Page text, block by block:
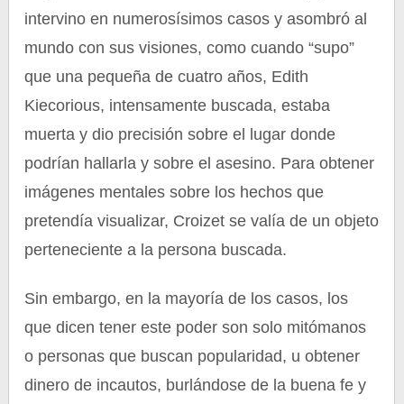
intervino en numerosísimos casos y asombró al
mundo con sus visiones, como cuando “supo”
que una pequeña de cuatro años, Edith
Kiecorious, intensamente buscada, estaba
muerta y dio precisión sobre el lugar donde
podrían hallarla y sobre el asesino. Para obtener
imágenes mentales sobre los hechos que
pretendía visualizar, Croizet se valía de un objeto
perteneciente a la persona buscada.
Sin embargo, en la mayoría de los casos, los
que dicen tener este poder son solo mitómanos
o personas que buscan popularidad, u obtener
dinero de incautos, burlándose de la buena fe y